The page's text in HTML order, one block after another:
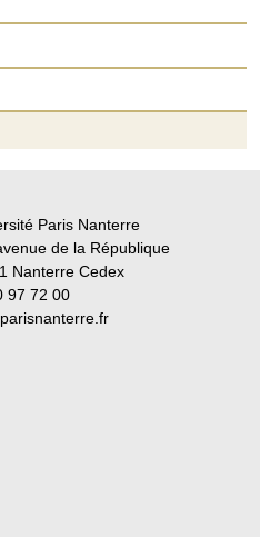
Paris Nanterre
de la République
Nanterre Cedex
97 72 00